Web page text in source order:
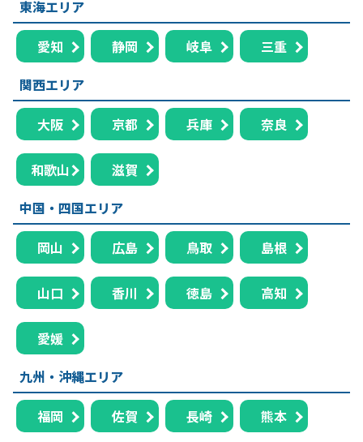
東海エリア
愛知 静岡 岐阜
三重
関西エリア
大阪 京都 兵庫 奈良
和歌山
滋賀
中国・四国エリア
岡山 広島 鳥取 島根
山口 香川 徳島 高知
愛媛
九州・沖縄エリア
福岡 佐賀 長崎 熊本